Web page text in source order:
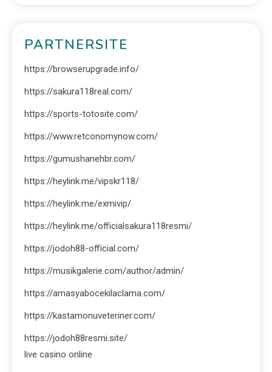
PARTNERSITE
https://browserupgrade.info/
https://sakura118real.com/
https://sports-totosite.com/
https://www.retconomynow.com/
https://gumushanehbr.com/
https://heylink.me/vipskr118/
https://heylink.me/exmivip/
https://heylink.me/officialsakura118resmi/
https://jodoh88-official.com/
https://musikgalerie.com/author/admin/
https://amasyabocekilaclama.com/
https://kastamonuveteriner.com/
https://jodoh88resmi.site/
live casino online